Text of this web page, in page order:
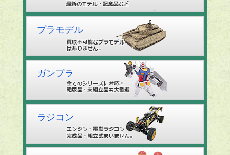
プラモデル
ガンプラ
ラジコン